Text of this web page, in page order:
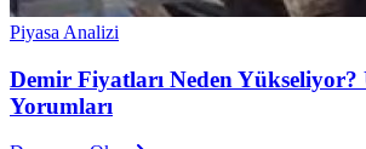
Piyasa Analizi
Demir Fiyatları Neden Yükseliyor?
Yorumları